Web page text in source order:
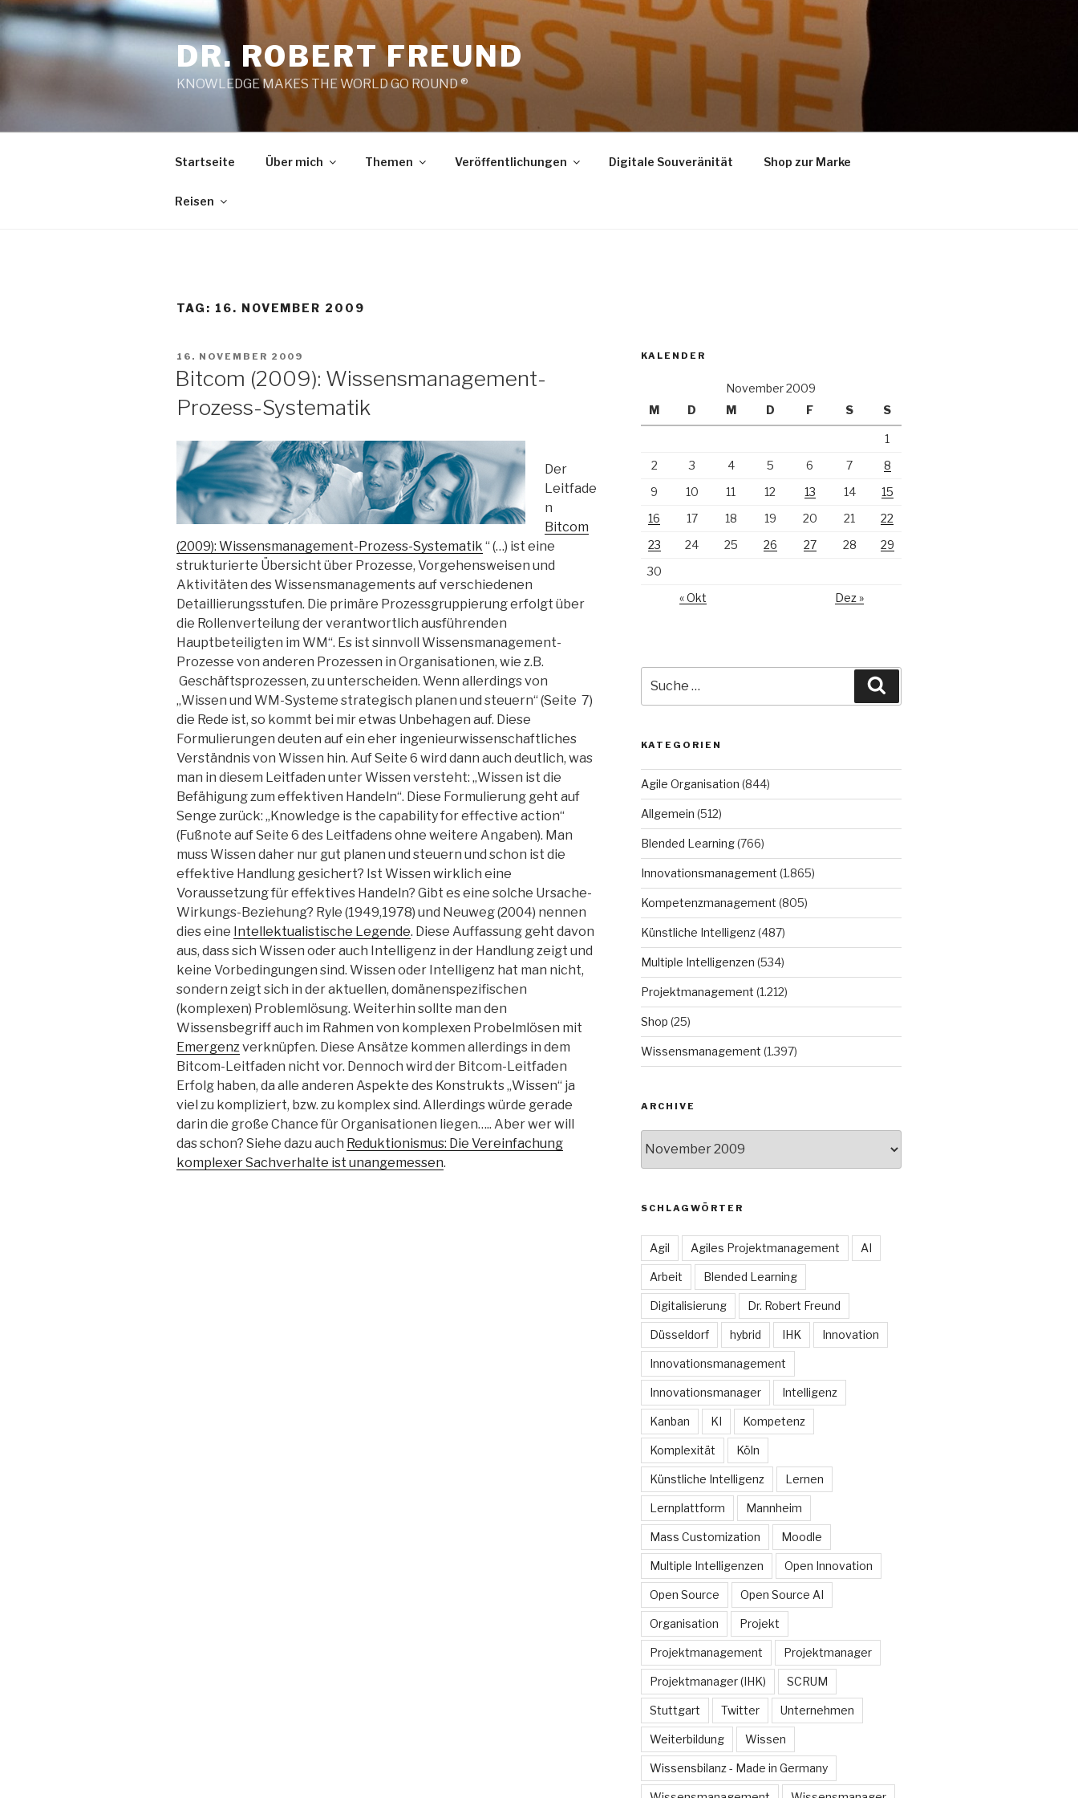
Zum
Inhalt
springen
DR. ROBERT FREUND
KNOWLEDGE MAKES THE WORLD GO ROUND ®
Startseite Über mich Themen Veröffentlichungen Digitale Souveränität Shop zur Marke
Reisen
TAG: 16. NOVEMBER 2009
VERÖFFENTLICHT
16. NOVEMBER 2009
Bitcom (2009): Wissensmanagement-
Prozess-Systematik
Der
Leitfade
n
Bitcom
(2009): Wissensmanagement-Prozess-Systematik “ (…) ist eine
strukturierte Übersicht über Prozesse, Vorgehensweisen und
Aktivitäten des Wissensmanagements auf verschiedenen
Detaillierungsstufen. Die primäre Prozessgruppierung erfolgt über
die Rollenverteilung der verantwortlich ausführenden
Hauptbeteiligten im WM“. Es ist sinnvoll Wissensmanagement-
Prozesse von anderen Prozessen in Organisationen, wie z.B.
Geschäftsprozessen, zu unterscheiden. Wenn allerdings von
„Wissen und WM-Systeme strategisch planen und steuern“ (Seite 7)
die Rede ist, so kommt bei mir etwas Unbehagen auf. Diese
Formulierungen deuten auf ein eher ingenieurwissenschaftliches
Verständnis von Wissen hin. Auf Seite 6 wird dann auch deutlich, was
man in diesem Leitfaden unter Wissen versteht: „Wissen ist die
Befähigung zum effektiven Handeln“. Diese Formulierung geht auf
Senge zurück: „Knowledge is the capability for effective action“
(Fußnote auf Seite 6 des Leitfadens ohne weitere Angaben). Man
muss Wissen daher nur gut planen und steuern und schon ist die
effektive Handlung gesichert? Ist Wissen wirklich eine
Voraussetzung für effektives Handeln? Gibt es eine solche Ursache-
Wirkungs-Beziehung? Ryle (1949,1978) und Neuweg (2004) nennen
dies eine Intellektualistische Legende. Diese Auffassung geht davon
aus, dass sich Wissen oder auch Intelligenz in der Handlung zeigt und
keine Vorbedingungen sind. Wissen oder Intelligenz hat man nicht,
sondern zeigt sich in der aktuellen, domänenspezifischen
(komplexen) Problemlösung. Weiterhin sollte man den
Wissensbegriff auch im Rahmen von komplexen Probelmlösen mit
Emergenz verknüpfen. Diese Ansätze kommen allerdings in dem
Bitcom-Leitfaden nicht vor. Dennoch wird der Bitcom-Leitfaden
Erfolg haben, da alle anderen Aspekte des Konstrukts „Wissen“ ja
viel zu kompliziert, bzw. zu komplex sind. Allerdings würde gerade
darin die große Chance für Organisationen liegen….. Aber wer will
das schon? Siehe dazu auch Reduktionismus: Die Vereinfachung
komplexer Sachverhalte ist unangemessen.
KALENDER
November 2009
M
D M D F S S
1
2
3 4 5 6 7
8
9
10 11 12 13 14
15
16
17 18 19 20 21
22
23
24 25 26 27 28
29
30
« Okt
Dez »
nach:
KATEGORIEN
Agile Organisation (844)
Allgemein (512)
Blended Learning(766)
Innovationsmanagement (1.865)
Kompetenzmanagement (805)
Künstliche Intelligenz(487)
Multiple Intelligenzen (534)
Projektmanagement (1.212)
Shop (25)
Wissensmanagement (1.397)
ARCHIVE
SCHLAGWÖRTER
Agil Agiles Projektmanagement AI
Arbeit Blended Learning
Digitalisierung Dr. Robert Freund
Düsseldorf hybrid IHK Innovation
Innovationsmanagement
Innovationsmanager Intelligenz
Kanban KI Kompetenz
Komplexität Köln
Künstliche Intelligenz Lernen
Lernplattform Mannheim
Mass Customization Moodle
Multiple Intelligenzen Open Innovation
Open Source Open Source AI
Organisation Projekt
Projektmanagement Projektmanager
Projektmanager (IHK) SCRUM
Stuttgart Twitter Unternehmen
Weiterbildung Wissen
Wissensbilanz - Made in Germany